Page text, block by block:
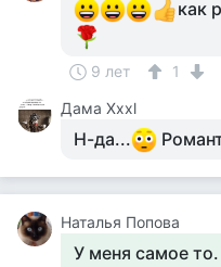
как
9 лет
1
Дама Хххl
Н-да...
Наталья Попова
У меня самое